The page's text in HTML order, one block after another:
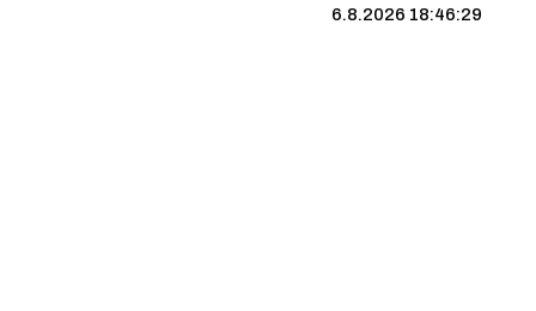
6.8.2026 18:46:30